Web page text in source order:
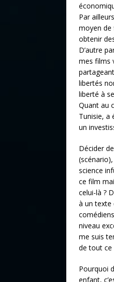
Par
moyen de
obtenir
D’autre
mes films
libertés
liberté à
Quant au
Tunisie, a
un
Décider
science
ce film
celui-là ?
à un texte
niveau
me suis
de tout ce
Pourquoi
enfant,